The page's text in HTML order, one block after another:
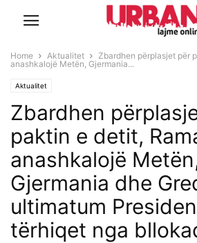
Home Aktualitet
Zbardhen përplasjet për
anashkalojë Metën, Gjermania...
Aktualitet
Zbardhen
paktin e detit,
anashkalojë
Gjermania dhe
ultimatum
tërhiqet nga